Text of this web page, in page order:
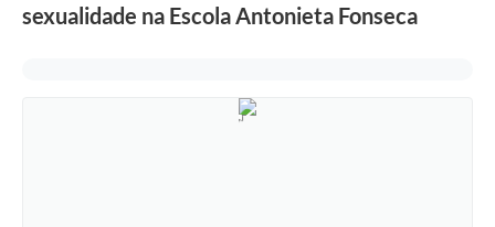
sexualidade na Escola Antonieta Fonseca